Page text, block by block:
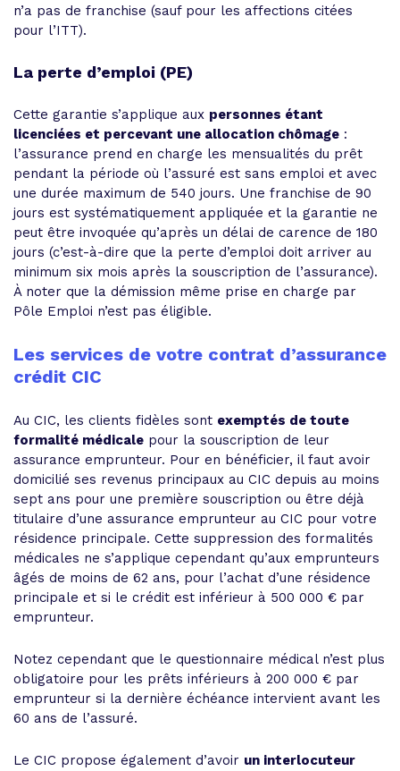
n’a pas de franchise (sauf pour les affections citées
pour l’ITT).
La perte d’emploi (PE)
Cette garantie s’applique aux personnes étant
licenciées et percevant une allocation chômage :
l’assurance prend en charge les mensualités du prêt
pendant la période où l’assuré est sans emploi et avec
une durée maximum de 540 jours. Une franchise de 90
jours est systématiquement appliquée et la garantie ne
peut être invoquée qu’après un délai de carence de 180
jours (c’est-à-dire que la perte d’emploi doit arriver au
minimum six mois après la souscription de l’assurance).
À noter que la démission même prise en charge par
Pôle Emploi n’est pas éligible.
Les services de votre contrat d’assurance
crédit CIC
Au CIC, les clients fidèles sont exemptés de toute
formalité médicale pour la souscription de leur
assurance emprunteur. Pour en bénéficier, il faut avoir
domicilié ses revenus principaux au CIC depuis au moins
sept ans pour une première souscription ou être déjà
titulaire d’une assurance emprunteur au CIC pour votre
résidence principale. Cette suppression des formalités
médicales ne s’applique cependant qu’aux emprunteurs
âgés de moins de 62 ans, pour l’achat d’une résidence
principale et si le crédit est inférieur à 500 000 € par
emprunteur.
Notez cependant que le questionnaire médical n’est plus
obligatoire pour les prêts inférieurs à 200 000 € par
emprunteur si la dernière échéance intervient avant les
60 ans de l’assuré.
Le CIC propose également d’avoir un interlocuteur